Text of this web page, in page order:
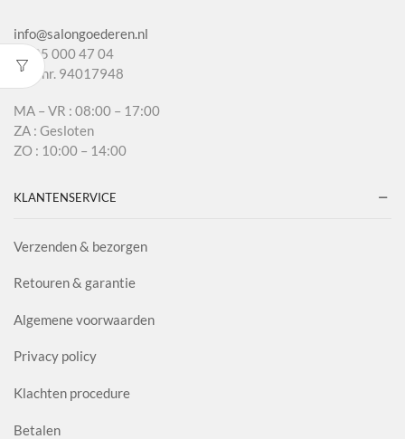
info@salongoederen.nl
T 085 000 47 04
KvK nr. 94017948
MA – VR : 08:00 – 17:00
ZA : Gesloten
ZO : 10:00 – 14:00
KLANTENSERVICE
Verzenden & bezorgen
Retouren & garantie
Algemene voorwaarden
Privacy policy
Klachten procedure
Betalen